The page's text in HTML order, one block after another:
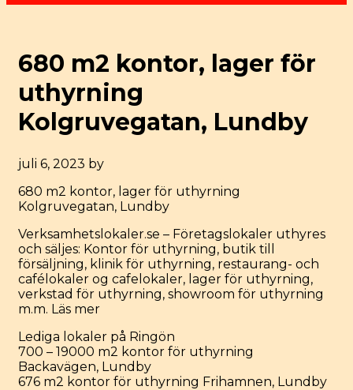
680 m2 kontor, lager för
uthyrning
Kolgruvegatan, Lundby
juli 6, 2023 by
680 m2 kontor, lager för uthyrning
Kolgruvegatan, Lundby
Verksamhetslokaler.se – Företagslokaler uthyres
och säljes: Kontor för uthyrning, butik till
försäljning, klinik för uthyrning, restaurang- och
cafélokaler og cafelokaler, lager för uthyrning,
verkstad för uthyrning, showroom för uthyrning
m.m. Läs mer
Categories
Lediga lokaler på Ringön
Post
navigation
700 – 19000 m2 kontor för uthyrning
Backavägen, Lundby
676 m2 kontor för uthyrning Frihamnen, Lundby